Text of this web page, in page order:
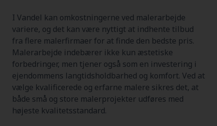
I Vandel kan omkostningerne ved malerarbejde
variere, og det kan være nyttigt at indhente tilbud
fra flere malerfirmaer for at finde den bedste pris.
Malerarbejde indebærer ikke kun æstetiske
forbedringer, men tjener også som en investering i
ejendommens langtidsholdbarhed og komfort. Ved at
vælge kvalificerede og erfarne malere sikres det, at
både små og store malerprojekter udføres med
højeste kvalitetsstandard.